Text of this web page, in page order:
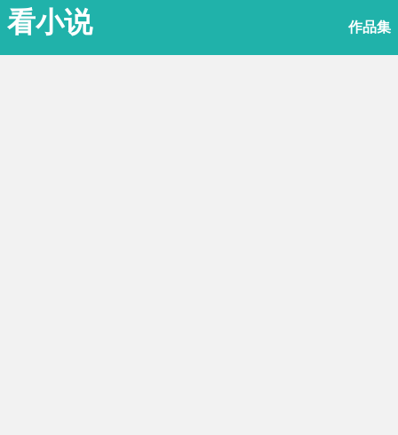
看小说 作品集